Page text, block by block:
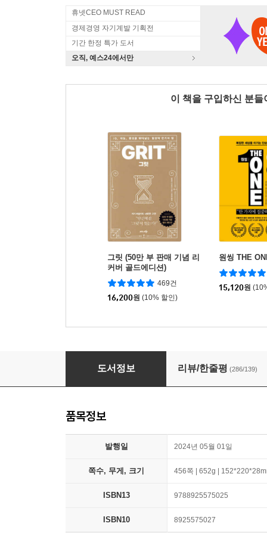
휴넷CEO MUST READ
경제경영 자기계발 기획전
기간 한정 특가 도서
오직, 예스24에서만
이 책을 구입하신 분
그릿 (50만 부 판매 기념 리
커버 골드에디션)
469건
16,200원 (10% 할인)
원씽 THE
15,120원
몰입 확장판
도서정보 리뷰/한줄평 (286/139)
품목정보
발행일 2024년 05월 01일
쪽수, 무게, 크기 456쪽 | 652g |
ISBN13 9788925575025
ISBN10 8925575027